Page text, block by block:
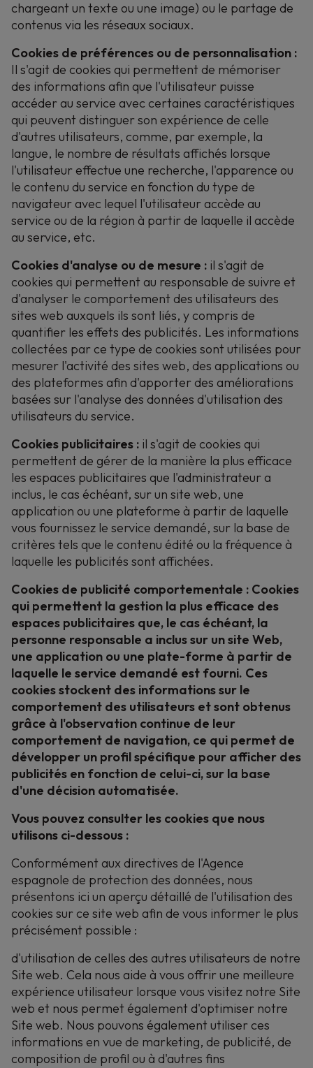
chargeant un texte ou une image) ou le partage de
contenus via les réseaux sociaux.
Cookies de préférences ou de personnalisation :
Il s'agit de cookies qui permettent de mémoriser
des informations afin que l'utilisateur puisse
accéder au service avec certaines caractéristiques
qui peuvent distinguer son expérience de celle
d'autres utilisateurs, comme, par exemple, la
langue, le nombre de résultats affichés lorsque
l'utilisateur effectue une recherche, l'apparence ou
le contenu du service en fonction du type de
navigateur avec lequel l'utilisateur accède au
service ou de la région à partir de laquelle il accède
au service, etc.
Cookies d'analyse ou de mesure : il s'agit de
cookies qui permettent au responsable de suivre et
d'analyser le comportement des utilisateurs des
sites web auxquels ils sont liés, y compris de
quantifier les effets des publicités. Les informations
collectées par ce type de cookies sont utilisées pour
mesurer l'activité des sites web, des applications ou
des plateformes afin d'apporter des améliorations
basées sur l'analyse des données d'utilisation des
utilisateurs du service.
Cookies publicitaires : il s'agit de cookies qui
permettent de gérer de la manière la plus efficace
les espaces publicitaires que l'administrateur a
inclus, le cas échéant, sur un site web, une
application ou une plateforme à partir de laquelle
vous fournissez le service demandé, sur la base de
critères tels que le contenu édité ou la fréquence à
laquelle les publicités sont affichées.
Cookies de publicité comportementale : Cookies
qui permettent la gestion la plus efficace des
espaces publicitaires que, le cas échéant, la
personne responsable a inclus sur un site Web,
une application ou une plate-forme à partir de
laquelle le service demandé est fourni. Ces
cookies stockent des informations sur le
comportement des utilisateurs et sont obtenus
grâce à l'observation continue de leur
comportement de navigation, ce qui permet de
développer un profil spécifique pour afficher des
publicités en fonction de celui-ci, sur la base
d'une décision automatisée.
Vous pouvez consulter les cookies que nous
utilisons ci-dessous :
Conformément aux directives de l'Agence
espagnole de protection des données, nous
présentons ici un aperçu détaillé de l'utilisation des
cookies sur ce site web afin de vous informer le plus
précisément possible :
d'utilisation de celles des autres utilisateurs de notre
Site web. Cela nous aide à vous offrir une meilleure
expérience utilisateur lorsque vous visitez notre Site
web et nous permet également d'optimiser notre
Site web. Nous pouvons également utiliser ces
informations en vue de marketing, de publicité, de
composition de profil ou à d'autres fins